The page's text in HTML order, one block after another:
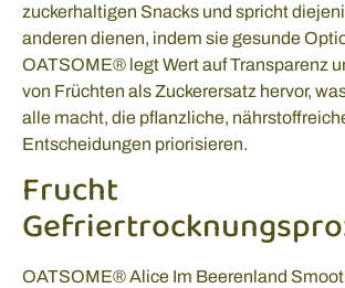
zuckerhaltigen Snacks und spricht
anderen dienen, indem sie gesunde
OATSOME® legt Wert auf Transparenz
von Früchten als Zuckerersatz hervor,
alle macht, die pflanzliche,
Entscheidungen priorisieren.
Frucht
OATSOME® Alice Im Beerenland